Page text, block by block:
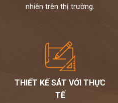
nhiên trên thị trường.
THIẾT KẾ SÁT VỚI THỰC
TẾ